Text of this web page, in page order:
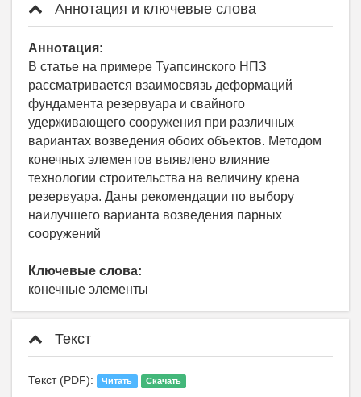
Аннотация и ключевые слова
Аннотация:
В статье на примере Туапсинского НПЗ
рассматривается взаимосвязь деформаций
фундамента резервуара и свайного
удерживающего сооружения при различных
вариантах возведения обоих объектов. Методом
конечных элементов выявлено влияние
технологии строительства на величину крена
резервуара. Даны рекомендации по выбору
наилучшего варианта возведения парных
сооружений
Ключевые слова:
конечные элементы
Текст
Текст (PDF): Читать Скачать